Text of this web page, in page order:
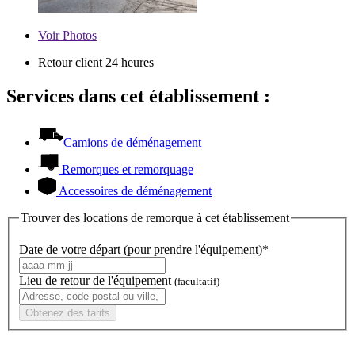
VoirPhotos
Retour client 24 heures
Services dans cet établissement :
Camions de déménagement
Remorques et remorquage
Accessoires de déménagement
Trouver des locations de remorque à cet établissement
Date de votre départ (pour prendre l'équipement)*
Lieu de retour de l'équipement (facultatif)
Obtenez des tarifs